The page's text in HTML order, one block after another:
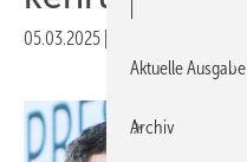
05.03.2025
Aktuelle Ausgabe
Archiv